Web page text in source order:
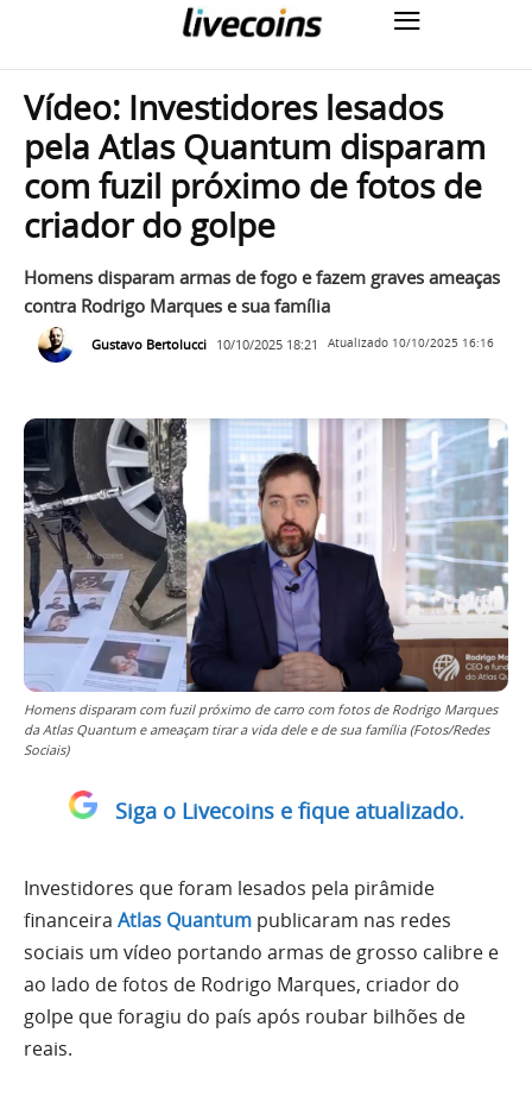
Vídeo: Investidores lesados
pela Atlas Quantum disparam
com fuzil próximo de fotos de
criador do golpe
Homens disparam armas de fogo e fazem graves ameaças
contra Rodrigo Marques e sua família
Gustavo Bertolucci 10/10/2025 18:21 Atualizado 10/10/2025 16:16
Homens disparam com fuzil próximo de carro com fotos de Rodrigo Marques
da Atlas Quantum e ameaçam tirar a vida dele e de sua família (Fotos/Redes
Sociais)
Siga o Livecoins e fique atualizado.
Investidores que foram lesados pela pirâmide
financeira Atlas Quantum publicaram nas redes
sociais um vídeo portando armas de grosso calibre e
ao lado de fotos de Rodrigo Marques, criador do
golpe que foragiu do país após roubar bilhões de
reais.